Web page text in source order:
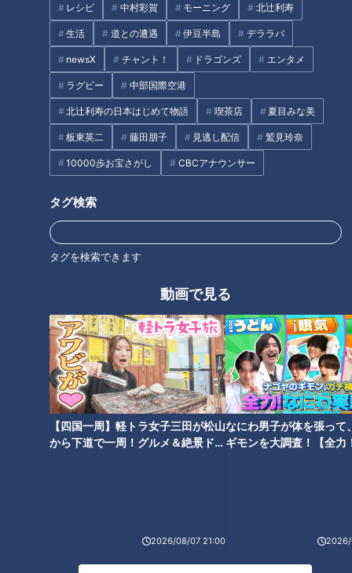
レシピ 中村彩賀 モーニング 北辻利寿
生活 道との遭遇 伊豆半島 デララバ
newsX チャント！ ドラゴンズ エンタメ
ラグビー 中部国際空港
北辻利寿の日本はじめて物語 喫茶店 夏目みな美
板東英二 藤田朋子 見逃し配信 鷲見玲奈
10000歩お宝さがし CBCアナウンサー
タグ検索
タグを検索できます
動画で見る
【四国一周】軽トラ女子三田が松山
から下道で一周！グルメ＆絶景ドラ
2026/08/07 21:00
なにわ男子が体を張って
ギモンを大調査！【全力
2026/
オススメ関連コンテンツ
130万食超え「おかず1つだけ弁
当」に第3弾が登場！ 今回の
主役は「ちくわの磯辺揚げ」！
人間模様
脅威の1Kgデカ盛りメニューが
たくさん！人気ファミレス店の
工夫とは？
きます！【チャント！】